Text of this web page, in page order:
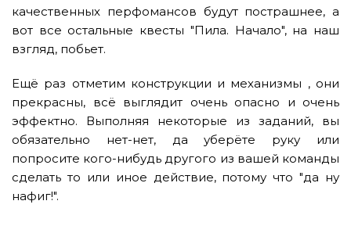
качественных перфомансов будут пострашнее, а
вот все остальные квесты "Пила. Начало", на наш
взгляд, побьет.
Ещё раз отметим конструкции и механизмы , они
прекрасны, всё выглядит очень опасно и очень
эффектно. Выполняя некоторые из заданий, вы
обязательно нет-нет, да уберёте руку или
попросите кого-нибудь другого из вашей команды
сделать то или иное действие, потому что "да ну
нафиг!".